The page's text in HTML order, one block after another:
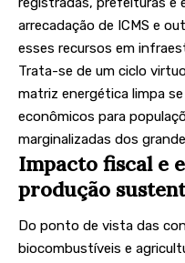
arrecadação de ICMS e
esses recursos em
Trata-se de um ciclo
matriz energética limpa
econômicos para
marginalizadas dos
Impacto fiscal e
produção
Do ponto de vista das
biocombustíveis e